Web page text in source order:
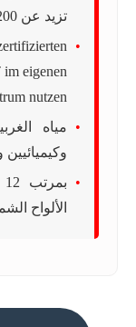
تزيد عن 200 ألف دولار
eigenen
nutzen
مياه
الألواح